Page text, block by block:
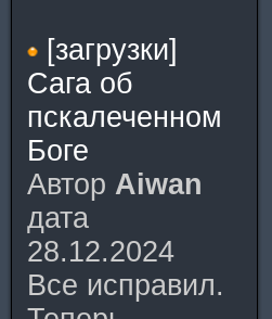
[загрузки]
Сага об
пскалеченном
Боге
Автор Aiwan
дата
28.12.2024
Все исправил.